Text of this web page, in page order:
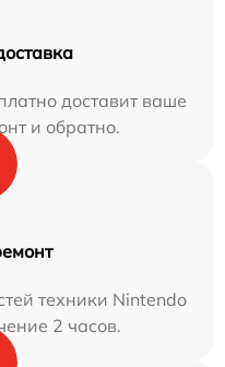
доставит ваше
и обратно.
техники Nintendo
2 часов.